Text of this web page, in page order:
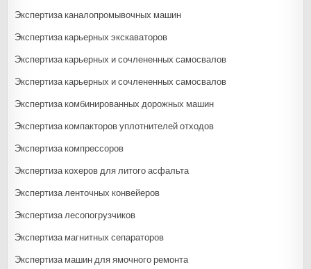
Экспертиза каналопромывочных машин
Экспертиза карьерных экскаваторов
Экспертиза карьерных и сочлененных самосвалов
Экспертиза карьерных и сочлененных самосвалов
Экспертиза комбинированных дорожных машин
Экспертиза компакторов уплотнителей отходов
Экспертиза компрессоров
Экспертиза кохеров для литого асфальта
Экспертиза ленточных конвейеров
Экспертиза лесопогрузчиков
Экспертиза магнитных сепараторов
Экспертиза машин для ямочного ремонта